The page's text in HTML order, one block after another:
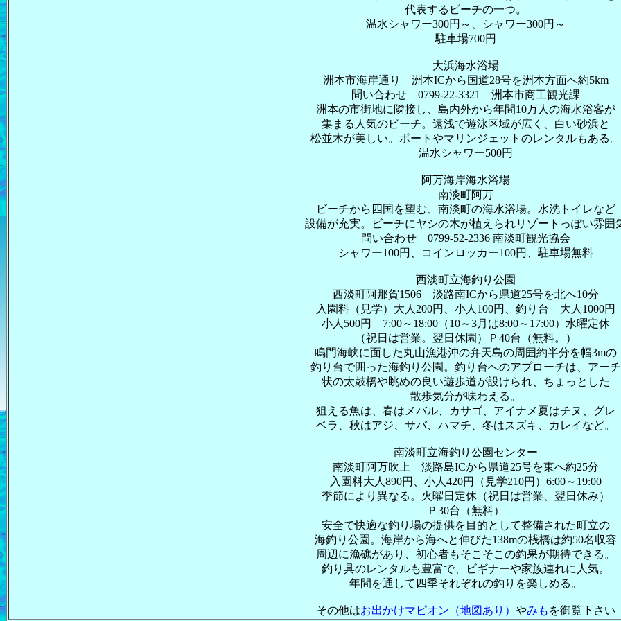
代表するビーチの一つ。
温水シャワー300円～、シャワー300円～
駐車場700円
大浜海水浴場
洲本市海岸通り 洲本ICから国道28号を洲本方面へ約5km
問い合わせ 0799-22-3321 洲本市商工観光課
洲本の市街地に隣接し、島内外から年間10万人の海水浴客が
集まる人気のビーチ。遠浅で遊泳区域が広く、白い砂浜と
松並木が美しい。ボートやマリンジェットのレンタルもある。
温水シャワー500円
阿万海岸海水浴場
南淡町阿万
ビーチから四国を望む、南淡町の海水浴場。水洗トイレなど
設備が充実。ビーチにヤシの木が植えられリゾートっぽい雰囲
問い合わせ 0799-52-2336 南淡町観光協会
シャワー100円、コインロッカー100円、駐車場無料
西淡町立海釣り公園
西淡町阿那賀1506 淡路南ICから県道25号を北へ10分
入園料（見学）大人200円、小人100円、釣り台 大人1000円
小人500円 7:00～18:00（10～3月は8:00～17:00）水曜定休
（祝日は営業。翌日休園）Ｐ40台（無料。）
鳴門海峡に面した丸山漁港沖の弁天島の周囲約半分を幅3mの
釣り台で囲った海釣り公園。釣り台へのアプローチは、アーチ
状の太鼓橋や眺めの良い遊歩道が設けられ、ちょっとした
散歩気分が味わえる。
狙える魚は、春はメバル、カサゴ、アイナメ夏はチヌ、グレ
ベラ、秋はアジ、サバ、ハマチ、冬はスズキ、カレイなど。
南淡町立海釣り公園センター
南淡町阿万吹上 淡路島ICから県道25号を東へ約25分
入園料大人890円、小人420円（見学210円）6:00～19:00
季節により異なる。火曜日定休（祝日は営業、翌日休み）
Ｐ30台（無料）
安全で快適な釣り場の提供を目的として整備された町立の
海釣り公園。海岸から海へと伸びた138mの桟橋は約50名収容
周辺に漁礁があり、初心者もそこそこの釣果が期待できる。
釣り具のレンタルも豊富で、ビギナーや家族連れに人気。
年間を通して四季それぞれの釣りを楽しめる。
その他はお出かけマピオン（地図あり） やみも を御覧下さい